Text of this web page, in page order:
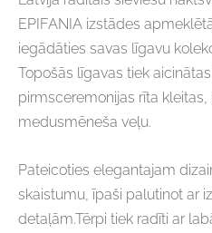
EPIFANIA izstādes
iegādāties savas līgavu
Topošās līgavas tiek
pirmsceremonijas rīta
medusmēneša veļu.
Pateicoties elegantajam
skaistumu, īpaši palutinot ar
detaļām.Tērpi tiek radīti ar